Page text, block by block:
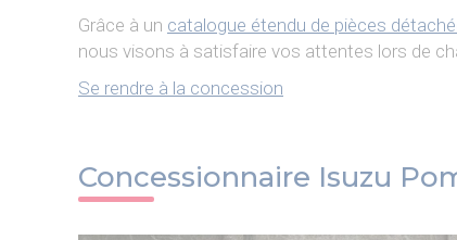
Grâce à un catalogue étendu de pièces
nous visons à satisfaire vos attentes lors de
Se rendre à la concession
Concessionnaire Isuzu